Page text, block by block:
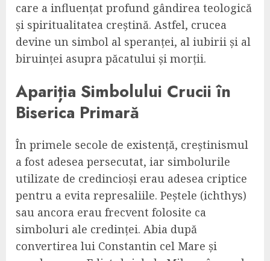
care a influențat profund gândirea teologică
și spiritualitatea creștină. Astfel, crucea
devine un simbol al speranței, al iubirii și al
biruinței asupra păcatului și morții.
Apariția Simbolului Crucii în
Biserica Primară
În primele secole de existență, creștinismul
a fost adesea persecutat, iar simbolurile
utilizate de credincioși erau adesea criptice
pentru a evita represaliile. Peștele (ichthys)
sau ancora erau frecvent folosite ca
simboluri ale credinței. Abia după
convertirea lui Constantin cel Mare și